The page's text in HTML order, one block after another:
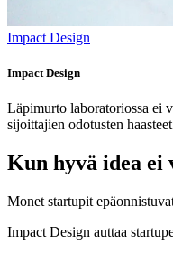
Impact Design
Impact Design
Läpimurto laboratoriossa ei
sijoittajien odotusten
Kun hyvä idea
Monet startupit
Impact Design auttaa